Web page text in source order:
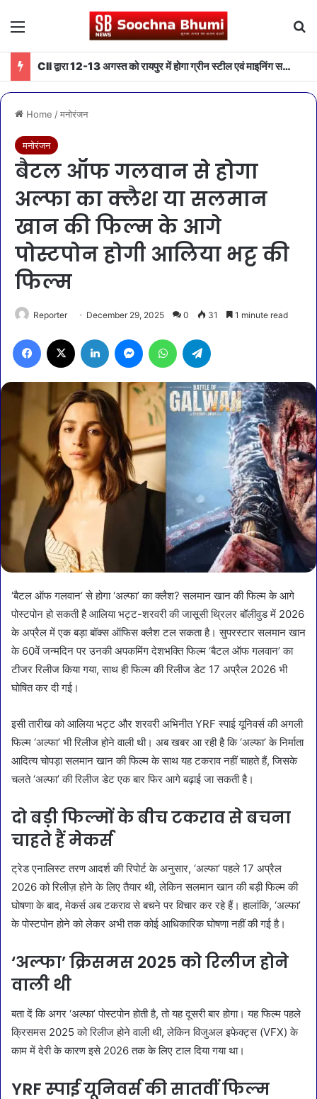
Menu
CII द्वारा 12-13 अगस्त को रायपुर में होगा ग्रीन स्टील एवं माइनिंग समिट 2026 का आयोजन
Home /मनोरंजन
मनोरंजन
बैटल ऑफ गलवान से होगा
अल्फा का क्लैश या सलमान
खान की फिल्म के आगे
पोस्टपोन होगी आलिया भट्ट की
फिल्म
Reporter December 29, 2025 0 31 1 minute read
Facebook LinkedIn MessengerWhatsApp
‘बैटल ऑफ गलवान’ से होगा ‘अल्फा’ का क्लैश? सलमान खान की फिल्म के आगे
पोस्टपोन हो सकती है आलिया भट्ट-शरवरी की जासूसी थ्रिलर बॉलीवुड में 2026
के अप्रैल में एक बड़ा बॉक्स ऑफिस क्लैश टल सकता है। सुपरस्टार सलमान खान
के 60वें जन्मदिन पर उनकी अपकमिंग देशभक्ति फिल्म ‘बैटल ऑफ गलवान’ का
टीजर रिलीज किया गया, साथ ही फिल्म की रिलीज डेट 17 अप्रैल 2026 भी
घोषित कर दी गई।
इसी तारीख को आलिया भट्ट और शरवरी अभिनीत YRF स्पाई यूनिवर्स की अगली
फिल्म ‘अल्फा’ भी रिलीज होने वाली थी। अब खबर आ रही है कि ‘अल्फा’ के निर्माता
आदित्य चोपड़ा सलमान खान की फिल्म के साथ यह टकराव नहीं चाहते हैं, जिसके
चलते ‘अल्फा’ की रिलीज डेट एक बार फिर आगे बढ़ाई जा सकती है।
दो बड़ी फिल्मों के बीच टकराव से बचना
चाहते हैं मेकर्स
ट्रेड एनालिस्ट तरण आदर्श की रिपोर्ट के अनुसार, ‘अल्फा’ पहले 17 अप्रैल
2026 को रिलीज़ होने के लिए तैयार थी, लेकिन सलमान खान की बड़ी फिल्म की
घोषणा के बाद, मेकर्स अब टकराव से बचने पर विचार कर रहे हैं। हालांकि, ‘अल्फा’
के पोस्टपोन होने को लेकर अभी तक कोई आधिकारिक घोषणा नहीं की गई है।
‘अल्फा’ क्रिसमस 2025 को रिलीज होने
वाली थी
बता दें कि अगर ‘अल्फा’ पोस्टपोन होती है, तो यह दूसरी बार होगा। यह फिल्म पहले
क्रिसमस 2025 को रिलीज होने वाली थी, लेकिन विजुअल इफेक्ट्स (VFX) के
काम में देरी के कारण इसे 2026 तक के लिए टाल दिया गया था।
YRF स्पाई यूनिवर्स की सातवीं फिल्म